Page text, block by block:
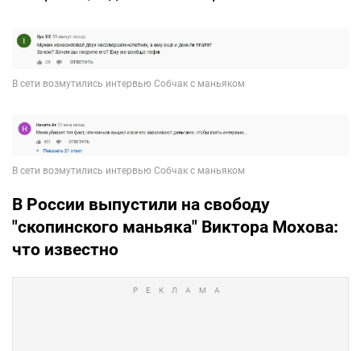
В России выпустили на свободу
"скопинского маньяка" Виктора Мохова:
что известно